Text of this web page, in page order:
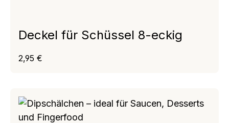
Deckel für Schüssel 8-eckig
Regulärer Preis:
2,95 €